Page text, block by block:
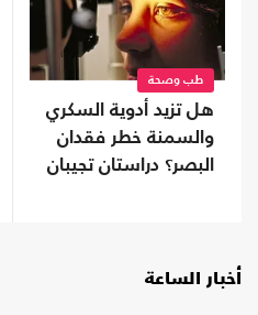
طب وصحة
هل تزيد أدوية السكري
والسمنة خطر فقدان
البصر؟ دراستان تجيبان
أخبار الساعة